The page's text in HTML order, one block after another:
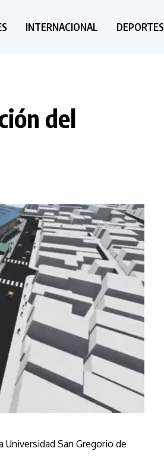
INTERNACIONAL DEPORTES
del
San Gregorio de